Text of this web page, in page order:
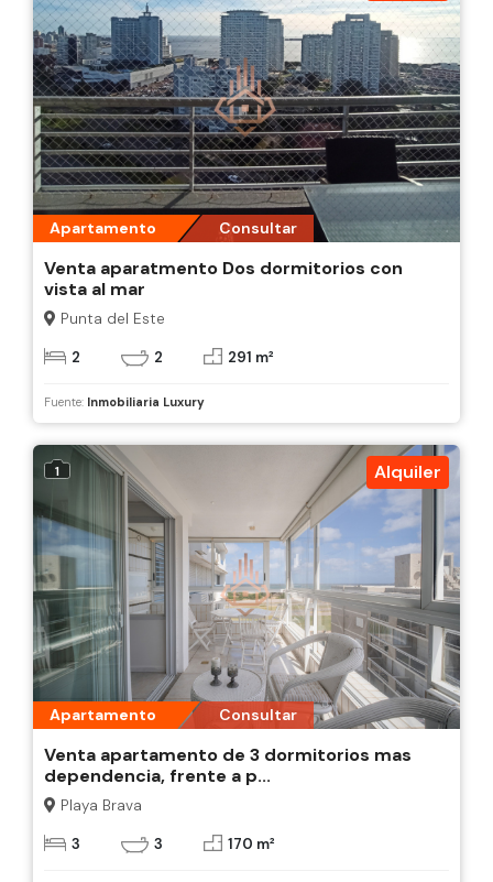
Apartamento Consultar
Venta aparatmento Dos dormitorios con
vista al mar
Punta del Este
2 2 291 m²
Fuente: Inmobiliaria Luxury
1 Alquiler
Apartamento Consultar
Venta apartamento de 3 dormitorios mas
dependencia, frente a p...
Playa Brava
3 3 170 m²